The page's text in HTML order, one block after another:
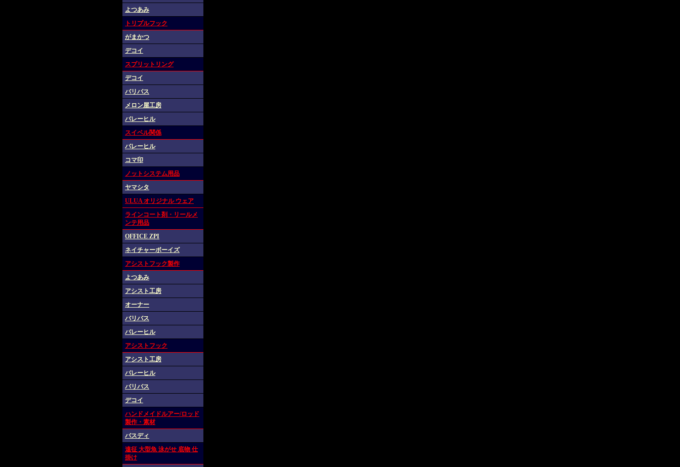
よつあみ
トリプルフック
がまかつ
デコイ
スプリットリング
デコイ
バリバス
メロン屋工房
バレーヒル
スイベル関係
バレーヒル
コマ印
ノットシステム用品
ヤマシタ
ULUA オリジナル ウェア
ラインコート剤・リールメ
ンテ用品
OFFICE ZPI
ネイチャーボーイズ
アシストフック製作
よつあみ
アシスト工房
オーナー
バリバス
バレーヒル
アシストフック
アシスト工房
バレーヒル
バリバス
デコイ
ハンドメイドルアー/ロッド
製作・素材
バスディ
遠征 大型魚 泳がせ 底物 仕
掛け